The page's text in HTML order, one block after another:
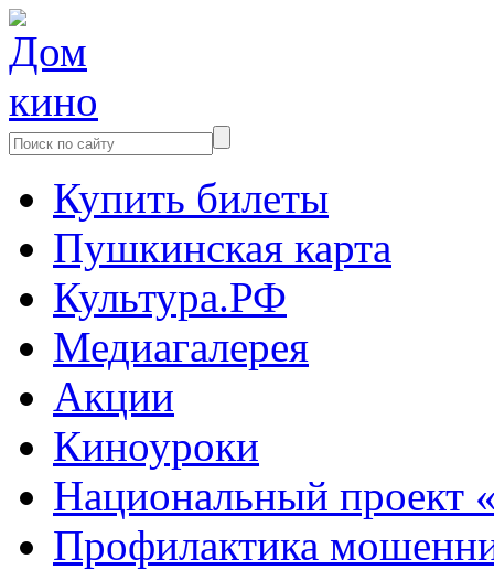
Купить билеты
Пушкинская карта
Культура.РФ
Медиагалерея
Акции
Киноуроки
Национальный проект
Профилактика